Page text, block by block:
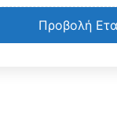
Προβολή